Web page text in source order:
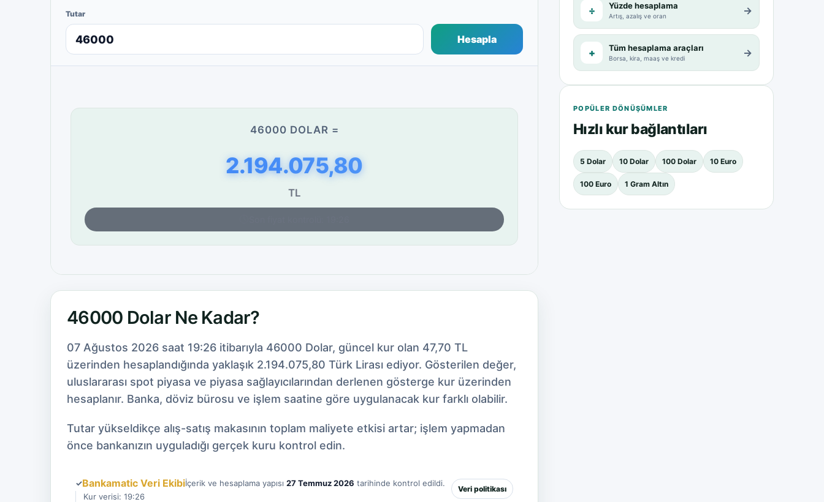
Tutar
Hesapla
46000 DOLAR =
2.194.075,80
TL
46000 Dolar Ne Kadar?
07 Ağustos 2026 saat 19:26 itibarıyla 46000 Dolar, güncel kur olan 47,70 TL
üzerinden hesaplandığında yaklaşık 2.194.075,80 Türk Lirası ediyor. Gösterilen değer,
uluslararası spot piyasa ve piyasa sağlayıcılarından derlenen gösterge kur üzerinden
hesaplanır. Banka, döviz bürosu ve işlem saatine göre uygulanacak kur farklı olabilir.
Tutar yükseldikçe alış-satış makasının toplam maliyete etkisi artar; işlem yapmadan
önce bankanızın uyguladığı gerçek kuru kontrol edin.
✓Bankamatic Veri Ekibiİçerik ve hesaplama yapısı 27 Temmuz 2026 tarihinde kontrol edildi.
Kur verisi: 19:26
Veri politikası
÷ Yüzde hesaplama
Artış, azalış ve oran →
+ Tüm hesaplama araçları
Borsa, kira, maaş ve kredi →
POPÜLER DÖNÜŞÜMLER
Hızlı kur bağlantıları
5 Dolar 10 Dolar 100 Dolar 10 Euro
100 Euro 1 Gram Altın